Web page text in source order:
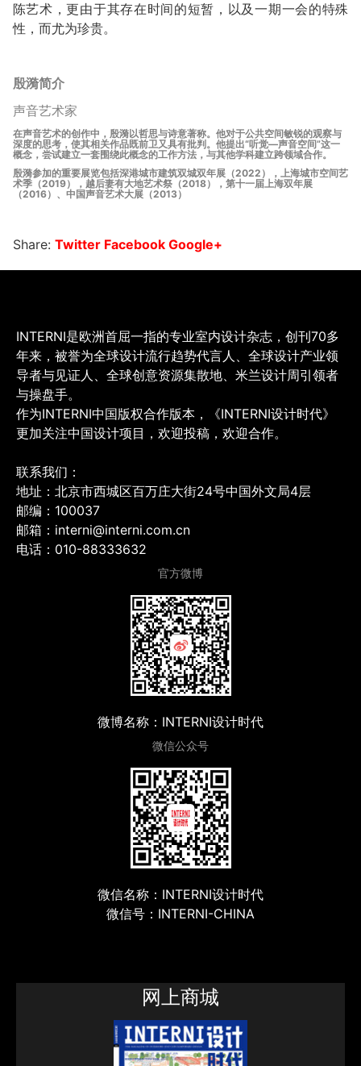
陈艺术，更由于其存在时间的短暂，以及一期一会的特殊
性，而尤为珍贵。
殷漪简介
声音艺术家
在声音艺术的创作中，殷漪以哲思与诗意著称。他对于公共空间敏锐的观察与
深度的思考，使其相关作品既前卫又具有批判。他提出“听觉—声音空间”这一
概念，尝试建立一套围绕此概念的工作方法，与其他学科建立跨领域合作。
殷漪参加的重要展览包括深港城市建筑双城双年展（2022），上海城市空间艺
术季（2019），越后妻有大地艺术祭（2018），第十一届上海双年展
（2016）、中国声音艺术大展（2013）
Share: Twitter Facebook Google+
INTERNI是欧洲首屈一指的专业室内设计杂志，创刊70多
年来，被誉为全球设计流行趋势代言人、全球设计产业领
导者与见证人、全球创意资源集散地、米兰设计周引领者
与操盘手。
作为INTERNI中国版权合作版本，《INTERNI设计时代》
更加关注中国设计项目，欢迎投稿，欢迎合作。
联系我们：
地址：北京市西城区百万庄大街24号中国外文局4层
邮编：100037
邮箱：interni@interni.com.cn
电话：010-88333632
官方微博
微博名称：INTERNI设计时代
微信公众号
微信名称：INTERNI设计时代
微信号：INTERNI-CHINA
网上商城